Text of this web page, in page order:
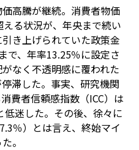
高騰が継続。消費者物価
る状況が、年央まで続い
き上げられていた政策金
で、年率13.25％に設定さ
なく不透明感に覆われた
滞した。事実、研究機関
費者信頼感指数（ICC）は
迷した。その後、徐々に
％）とは言え、終始マイ
。